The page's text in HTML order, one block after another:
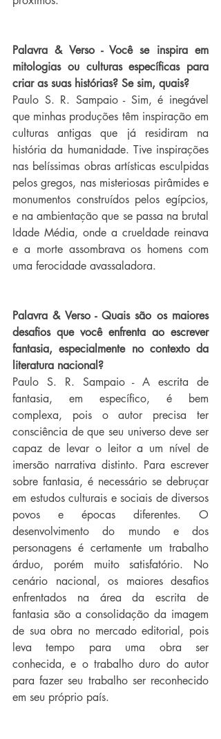
Palavra & Verso - Você se inspira em
mitologias ou culturas específicas para
criar as suas histórias? Se sim, quais?
Paulo S. R. Sampaio - Sim, é inegável
que minhas produções têm inspiração em
culturas antigas que já residiram na
história da humanidade. Tive inspirações
nas belíssimas obras artísticas esculpidas
pelos gregos, nas misteriosas pirâmides e
monumentos construídos pelos egípcios,
e na ambientação que se passa na brutal
Idade Média, onde a crueldade reinava
e a morte assombrava os homens com
uma ferocidade avassaladora.
Palavra & Verso - Quais são os maiores
desafios que você enfrenta ao escrever
fantasia, especialmente no contexto da
literatura nacional?
Paulo S. R. Sampaio - A escrita de
fantasia, em específico, é bem
complexa, pois o autor precisa ter
consciência de que seu universo deve ser
capaz de levar o leitor a um nível de
imersão narrativa distinto. Para escrever
sobre fantasia, é necessário se debruçar
em estudos culturais e sociais de diversos
povos e épocas diferentes. O
desenvolvimento do mundo e dos
personagens é certamente um trabalho
árduo, porém muito satisfatório. No
cenário nacional, os maiores desafios
enfrentados na área da escrita de
fantasia são a consolidação da imagem
de sua obra no mercado editorial, pois
leva tempo para uma obra ser
conhecida, e o trabalho duro do autor
para fazer seu trabalho ser reconhecido
em seu próprio país.